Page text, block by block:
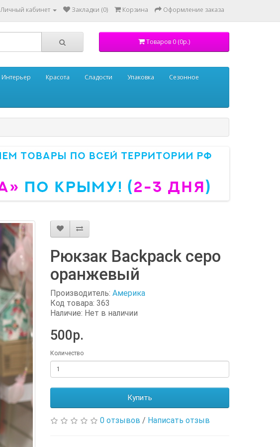
Личный кабинет Закладки (0) Корзина Оформление заказа
Товаров 0 (0р.)
Интерьер Красота Сладости Упаковка Сезонное
Рюкзак Backpack серо
оранжевый
Производитель: Америка
Код товара: 363
Наличие: Нет в наличии
500р.
Количество
Купить
0 отзывов / Написать отзыв